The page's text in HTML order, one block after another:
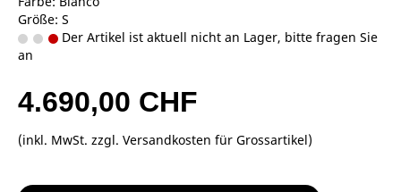
Größe: S
Der Artikel ist aktuell nicht an Lager, bitte fragen Sie
an
4.690,00 CHF
(inkl. MwSt. zzgl. Versandkosten für Grossartikel)